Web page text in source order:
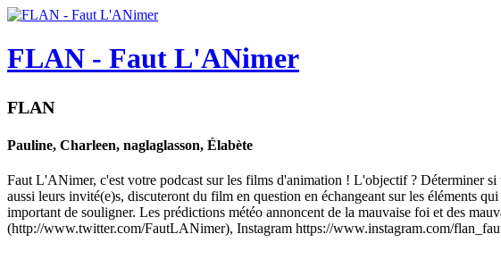
FLAN - Faut L'ANimer
FLAN
Pauline, Charleen, naglaglasson, Élabète
Faut L'ANimer, c'est votre podcast sur les films d'animation ! L'objectif ? Déterminer
aussi leurs invité(e)s, discuteront du film en question en échangeant sur les éléments
important de souligner. Les prédictions météo annoncent de la mauvaise foi et des
(http://www.twitter.com/FautLANimer), Instagram https://www.instagram.com/